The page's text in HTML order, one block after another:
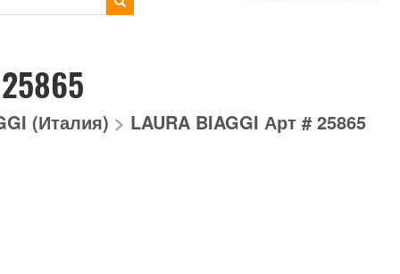
(Италия) > LAURA BIAGGI Арт # 25865